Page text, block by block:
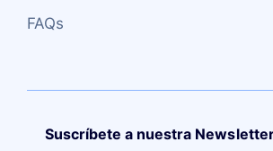
FAQs
Suscríbete a nuestra